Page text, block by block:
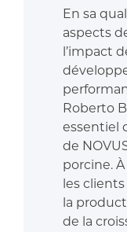
En sa
aspects
l’impact
Roberto
essentiel
de
porcine.
les
la
de la